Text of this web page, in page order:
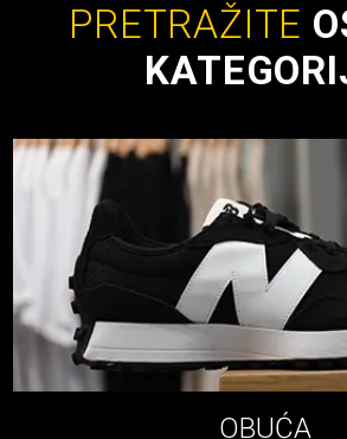
PRETRAŽITE
OBUĆA